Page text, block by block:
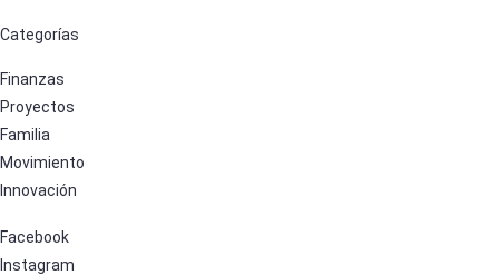
Categorías
Finanzas
Proyectos
Familia
Movimiento
Innovación
Facebook
Instagram